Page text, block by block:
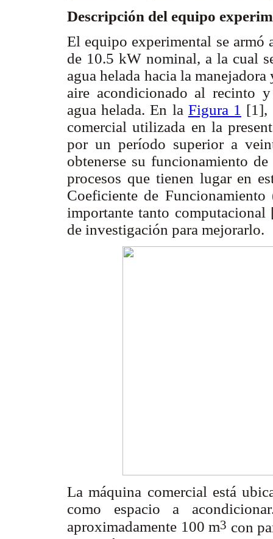
Descripción del equipo
El equipo experimental se armó
de 10.5 kW nominal, a la cual
agua helada hacia la
aire acondicionado al recinto
agua helada. En la Figura 1 [1],
comercial utilizada en la
por un período superior a
obtenerse su funcionamiento
procesos que tienen lugar en
Coeficiente de
importante tanto
de investigación para mejorarlo.
La máquina comercial está
como espacio a
aproximadamente 100 m3 con